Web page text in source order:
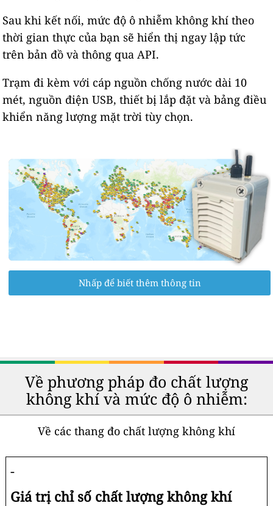
Sau khi kết nối, mức độ ô nhiễm không khí theo
thời gian thực của bạn sẽ hiển thị ngay lập tức
trên bản đồ và thông qua API.
Trạm đi kèm với cáp nguồn chống nước dài 10
mét, nguồn điện USB, thiết bị lắp đặt và bảng điều
khiển năng lượng mặt trời tùy chọn.
Nhấp để biết thêm thông tin
Về phương pháp đo chất lượng
không khí và mức độ ô nhiễm:
Về các thang đo chất lượng không khí
-
Giá trị chỉ số chất lượng không khí